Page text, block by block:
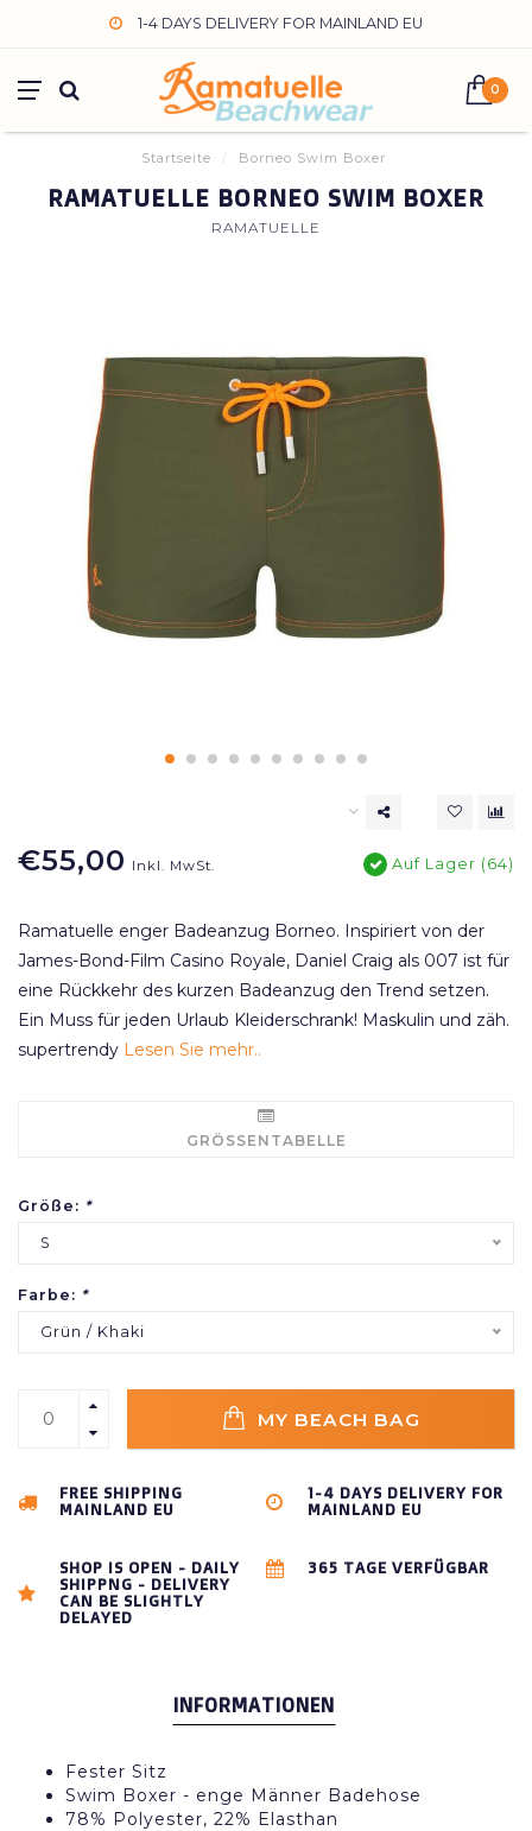
1-4 DAYS DELIVERY FOR MAINLAND EU
0
Startseite / Borneo Swim Boxer
RAMATUELLE BORNEO SWIM BOXER
RAMATUELLE
€55,00 Inkl. MwSt. Auf Lager (64)
Ramatuelle enger Badeanzug Borneo. Inspiriert von der
James-Bond-Film Casino Royale, Daniel Craig als 007 ist für
eine Rückkehr des kurzen Badeanzug den Trend setzen.
Ein Muss für jeden Urlaub Kleiderschrank! Maskulin und zäh.
supertrendy Lesen Sie mehr..
GRÖSSENTABELLE
Größe: *
S
Farbe: *
Grün / Khaki
MY BEACH BAG
FREE SHIPPING
MAINLAND EU
1-4 DAYS DELIVERY FOR
MAINLAND EU
SHOP IS OPEN - DAILY
SHIPPNG - DELIVERY
CAN BE SLIGHTLY
DELAYED
365 TAGE VERFÜGBAR
INFORMATIONEN
Fester Sitz
Swim Boxer - enge Männer Badehose
78% Polyester, 22% Elasthan